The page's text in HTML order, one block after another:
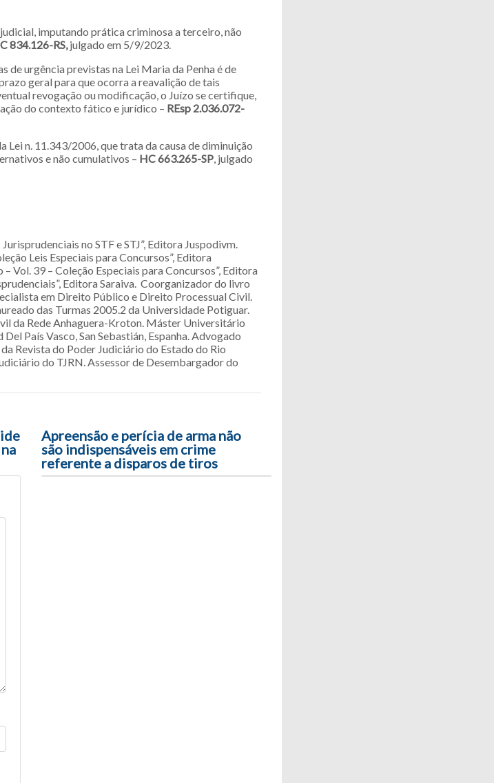
imputando prática criminosa a terceiro, não
834.126-RS,julgado em 5/9/2023.
de urgência previstas na Lei Maria da Penha é de
geral para que ocorra a reavalição de tais
revogação ou modificação, o Juízo se certifique,
do contexto fático e jurídico – REsp 2.036.072-
Lei n. 11.343/2006, que trata da causa de diminuição
e não cumulativos – HC 663.265-SP, julgado
no STF e STJ”, Editora Juspodivm.
Leis Especiais para Concursos”, Editora
Vol. 39 – Coleção Especiais para Concursos”, Editora
Editora Saraiva. Coorganizador do livro
em Direito Público e Direito Processual Civil.
das Turmas 2005.2 da Universidade Potiguar.
da Rede Anhaguera-Kroton. Máster Universitário
País Vasco, San Sebastián, Espanha. Advogado
Revista do Poder Judiciário do Estado do Rio
do TJRN. Assessor de Desembargador do
Apreensão e perícia de arma não
são indispensáveis em crime
referente a disparos de tiros